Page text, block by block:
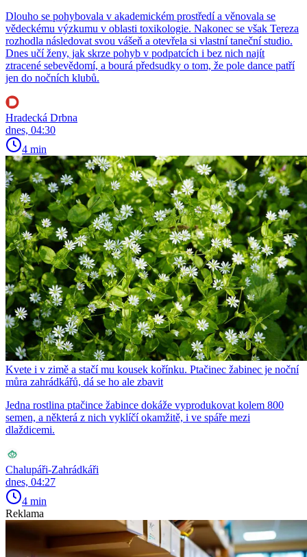
Dlouho se pohybovala v akademickém prostředí a věnovala se
vědeckému výzkumu v oblasti toxikologie. Nakonec se však Tereza
rozhodla následovat svou vášeň a otevřela si vlastní taneční studio.
Dnes učí ženy, jak skrze pohyb v podpatcích i bez nich najít
ztracené sebevědomí, a bourá předsudky o tom, že pole dance patří
jen do nočních klubů.
Hradecká Drbna
dnes, 04:30
4 min
Kvete i v zimě a stačí mu kousek kořínku. Ptačinec žabinec je noční
můra zahrádkářů, dá se ho ale zbavit
Jedna rostlina ptačince žabince dokáže vyprodukovat kolem 800
semen, a některá z nich vyklíčí okamžitě, i ve spáře mezi
dlaždicemi.
Chalupáři-Zahrádkáři
dnes, 04:27
4 min
Reklama